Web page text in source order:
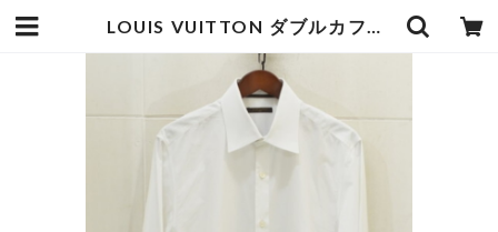
LOUIS VUITTON ダブルカフスシャツ | goodbadstore